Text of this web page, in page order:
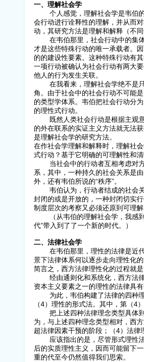
一、理解社会学
个人感觉，理解社会学是韦伯的
会行动进行诠释性的理解，并从而
动，其研究方法是理解和解释（不
在韦伯那里，社会行动中的集体
才是这些特殊行动的唯一承载者。
的的建设性要素。这种特殊行动有
一项行动被确认为社会行动有两大
他人的行为发生关联。
在我看来，理解社会学绝不是只
角。由于社会中的社会行动不可能
的类型学体系。韦伯把社会行动分
的理性式行动。
既然人类社会行动是根据主观意
的外在联系的实证主义方法就无法
是理解社会学的研究方法。
在作社会学理解和解释时，理解社
式行动？基于它明确的可理解性和
当社会中的行动者互相考虑对方
系，其中，一种持久的社会关系是
外，还有韦伯所说的“秩序”。
韦伯认为，行动者结成的社会关
封闭的或是开放的，一种封闭切实
制度层次的考察又必须还原到可理
（从韦伯的理解社会学，我感到
代”带入到了了一个新的时代。）
二、法律社会学
在韦伯那里，理性的法律是近代
景下法律体系何以逐步走向理性化
简言之，西方法律理性化的过程就
经由通则化和系统化，西方法律
资本主义要素之一的理性的法律具
为此，韦伯构建了法律的四种理
（4）理性的形式法。其中，第（4
把上述四种法律理念类型具体到
为，与上述四种理念类型相对，西
超法律因素干预的阶段；（4）法律
应该指出的是，尽管形式理性法
后的实质理性主义，因而可能留下
重的代至今仍然值得我们思索。